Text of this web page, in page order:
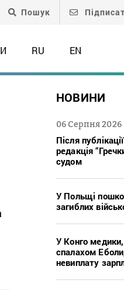
Пошук
RU EN
НОВИНИ
06 Серпня 2026
Після
редакція
судом
У Польщі
загиблих
У Конго
спалахом
невиплату